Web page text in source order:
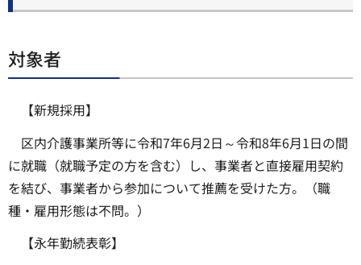
対象者
【新規採用】
区内介護事業所等に令和7年6月2日～令和8年6月1日の間
に就職（就職予定の方を含む）し、事業者と直接雇用契約
を結び、事業者から参加について推薦を受けた方。（職
種・雇用形態は不問。）
【永年勤続表彰】